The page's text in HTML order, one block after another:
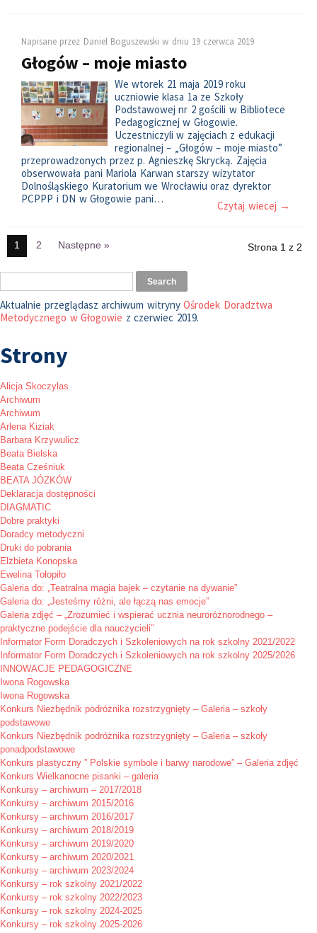
Napisane przez Daniel Boguszewskiw dniu 19 czerwca 2019
Głogów – moje miasto
We wtorek 21 maja 2019 roku
uczniowie klasa 1a ze Szkoły
Podstawowej nr 2 gościli w Bibliotece
Pedagogicznej w Głogowie.
Uczestniczyli w zajęciach z edukacji
regionalnej – „Głogów – moje miasto”
przeprowadzonych przez p. Agnieszkę Skrycką. Zajęcia
obserwowała pani Mariola Karwan starszy wizytator
Dolnośląskiego Kuratorium we Wrocławiu oraz dyrektor
PCPPP i DN w Głogowie pani…
Czytaj wiecej →
1 2 Następne » Strona 1 z 2
Aktualnie przeglądasz archiwum witryny Ośrodek Doradztwa
Metodycznego w Głogowie z czerwiec 2019.
Strony
Alicja Skoczylas
Archiwum
Archiwum
Arlena Kiziak
Barbara Krzywulicz
Beata Bielska
Beata Cześniuk
BEATA JÓZKÓW
Deklaracja dostępności
DIAGMATIC
Dobre praktyki
Doradcy metodyczni
Druki do pobrania
Elżbieta Konopska
Ewelina Tołopiło
Galeria do: „Teatralna magia bajek – czytanie na dywanie”
Galeria do: „Jesteśmy różni, ale łączą nas emocje”
Galeria zdjęć – „Zrozumieć i wspierać ucznia neuroróżnorodnego –
praktyczne podejście dla nauczycieli”
Informator Form Doradczych i Szkoleniowych na rok szkolny 2021/2022
Informator Form Doradczych i Szkoleniowych na rok szkolny 2025/2026
INNOWACJE PEDAGOGICZNE
Iwona Rogowska
Iwona Rogowska
Konkurs Niezbędnik podróżnika rozstrzygnięty – Galeria – szkoły
podstawowe
Konkurs Niezbędnik podróżnika rozstrzygnięty – Galeria – szkoły
ponadpodstawowe
Konkurs plastyczny ” Polskie symbole i barwy narodowe” – Galeria zdjęć
Konkurs Wielkanocne pisanki – galeria
Konkursy – archiwum – 2017/2018
Konkursy – archiwum 2015/2016
Konkursy – archiwum 2016/2017
Konkursy – archiwum 2018/2019
Konkursy – archiwum 2019/2020
Konkursy – archiwum 2020/2021
Konkursy – archiwum 2023/2024
Konkursy – rok szkolny 2021/2022
Konkursy – rok szkolny 2022/2023
Konkursy – rok szkolny 2024-2025
Konkursy – rok szkolny 2025-2026